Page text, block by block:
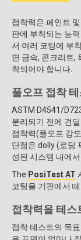
접착력은 페인트
판에 부착되는 능
서 여러 코팅에 부
면 금속, 콘크리트,
착되어야 합니다.
풀오프 접착
ASTM D4541/
분리되기 전에 견
접착력(풀오프 강
단점은 dolly (로딩
성된 시스템 내에
The PosiTest AT
코팅을 기판에서
접착력을 테스
접착 테스트의 목